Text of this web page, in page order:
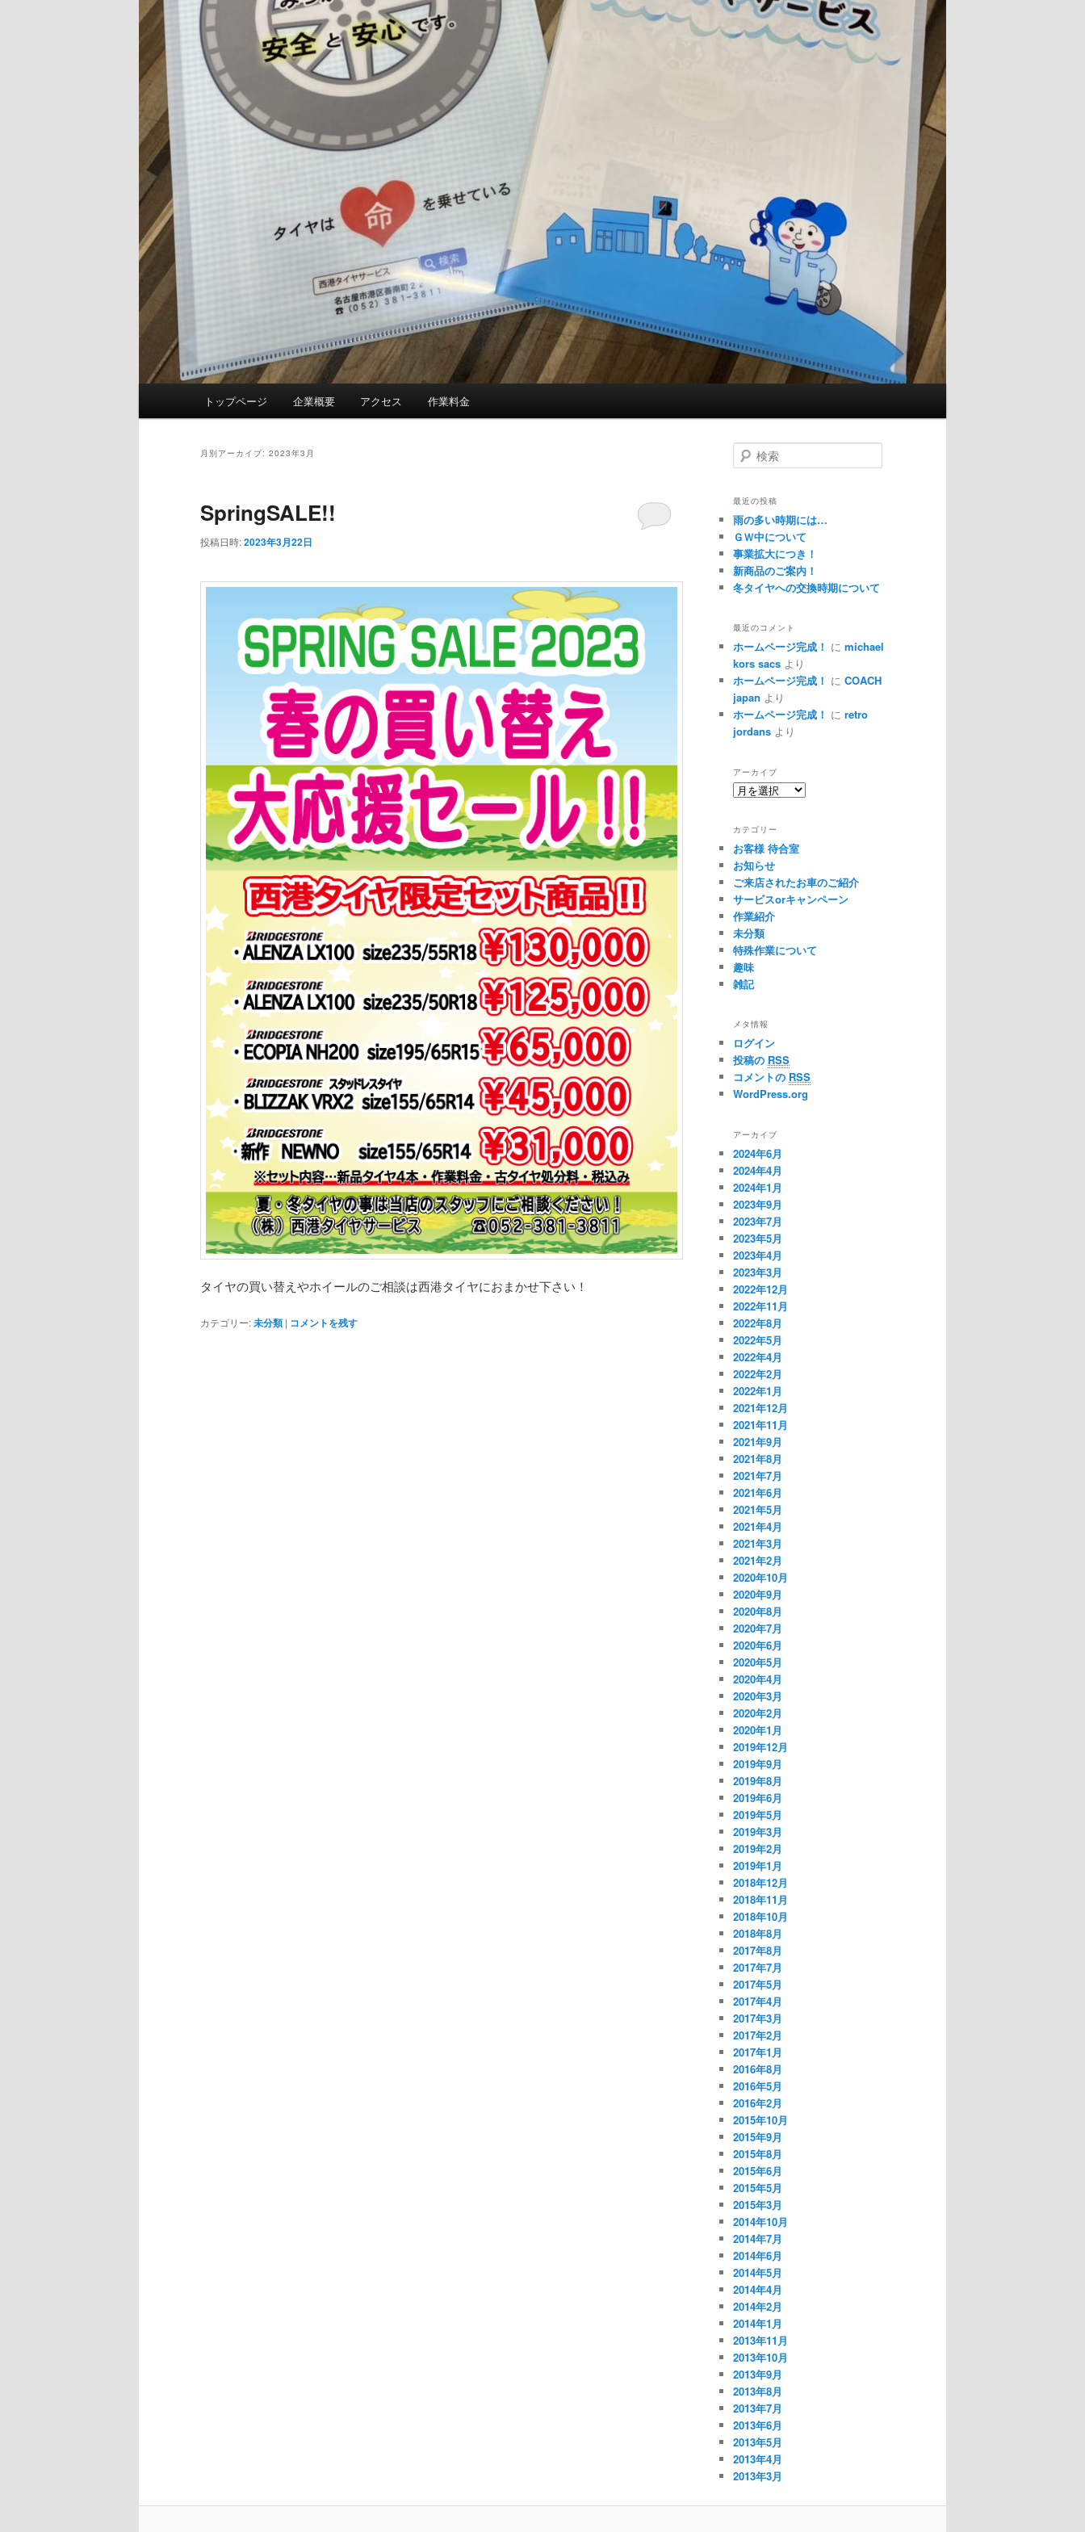
トップページ 企業概要 アクセス 作業料金
月別アーカイブ: 2023年3月
SpringSALE!!
投稿日時:2023年3月22日
タイヤの買い替えやホイールのご相談は西港タイヤにおまかせ下さい！
カテゴリー:未分類 | コメントを残す
検
索
最近の投稿
雨の多い時期には…
ＧＷ中について
事業拡大につき！
新商品のご案内！
冬タイヤへの交換時期について
最近のコメント
ホームページ完成！ に michael
kors sacs より
ホームページ完成！ に COACH
japan より
ホームページ完成！ に retro
jordans より
アーカイブ
ア
イ
ブ
カテゴリー
お客様 待合室
お知らせ
ご来店されたお車のご紹介
サービスorキャンペーン
作業紹介
未分類
特殊作業について
趣味
雑記
メタ情報
ログイン
投稿の RSS
コメントの RSS
WordPress.org
アーカイブ
2024年6月
2024年4月
2024年1月
2023年9月
2023年7月
2023年5月
2023年4月
2023年3月
2022年12月
2022年11月
2022年8月
2022年5月
2022年4月
2022年2月
2022年1月
2021年12月
2021年11月
2021年9月
2021年8月
2021年7月
2021年6月
2021年5月
2021年4月
2021年3月
2021年2月
2020年10月
2020年9月
2020年8月
2020年7月
2020年6月
2020年5月
2020年4月
2020年3月
2020年2月
2020年1月
2019年12月
2019年9月
2019年8月
2019年6月
2019年5月
2019年3月
2019年2月
2019年1月
2018年12月
2018年11月
2018年10月
2018年8月
2017年8月
2017年7月
2017年5月
2017年4月
2017年3月
2017年2月
2017年1月
2016年8月
2016年5月
2016年2月
2015年10月
2015年9月
2015年8月
2015年6月
2015年5月
2015年3月
2014年10月
2014年7月
2014年6月
2014年5月
2014年4月
2014年2月
2014年1月
2013年11月
2013年10月
2013年9月
2013年8月
2013年7月
2013年6月
2013年5月
2013年4月
2013年3月